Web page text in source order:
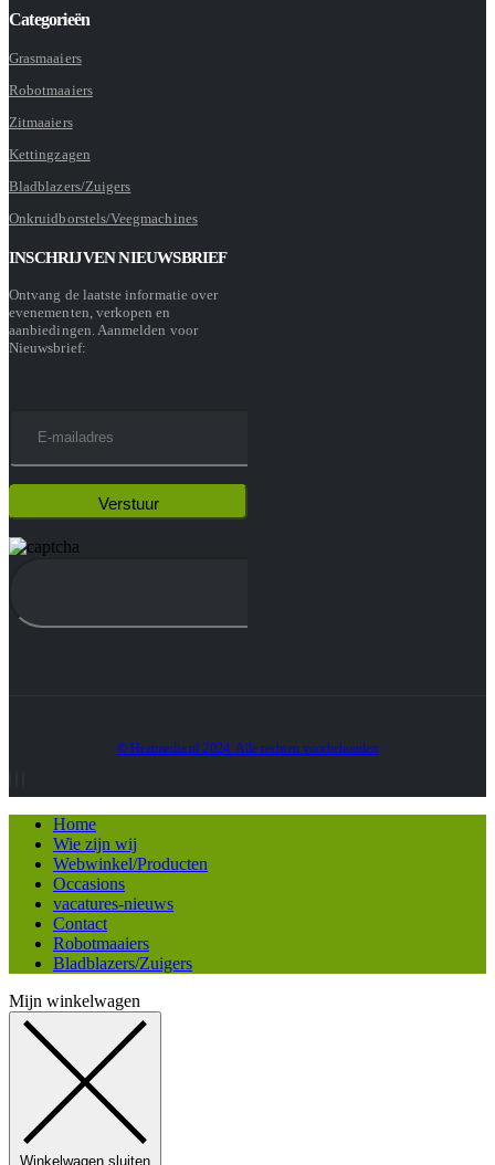
Categorieën
Grasmaaiers
Robotmaaiers
Zitmaaiers
Kettingzagen
Bladblazers/Zuigers
Onkruidborstels/Veegmachines
INSCHRIJVEN NIEUWSBRIEF
Ontvang de laatste informatie over
evenementen, verkopen en
aanbiedingen. Aanmelden voor
Nieuwsbrief:
© Heatmedia.nl 2024. Alle rechten voorbehouden
Home
Wie zijn wij
Webwinkel/Producten
Occasions
vacatures-nieuws
Contact
Robotmaaiers
Bladblazers/Zuigers
Mijn winkelwagen
Winkelwagen sluiten